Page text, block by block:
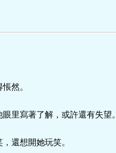
然。
里寫著了解，或許還有失望。
還想開她玩笑。